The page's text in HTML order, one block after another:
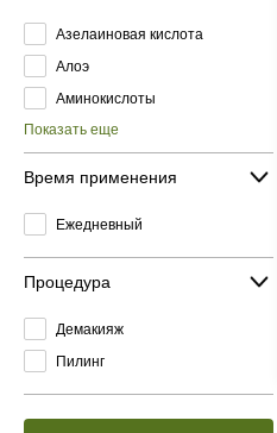
Азелаиновая кислота
Алоэ
Аминокислоты
Показать еще
Время применения
Ежедневный
Процедура
Демакияж
Пилинг